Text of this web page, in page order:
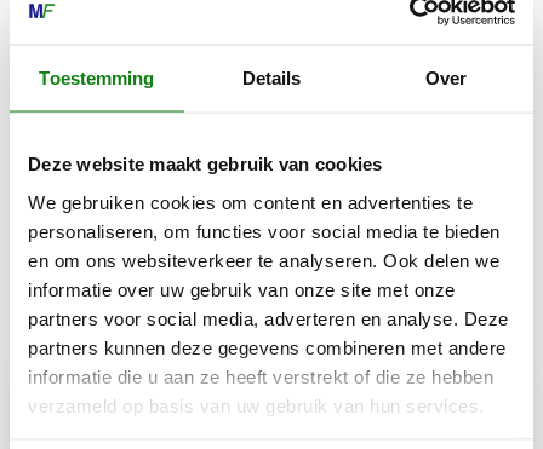
Toestemming Details Over
Deze website maakt gebruik van cookies
We gebruiken cookies om content en advertenties te
personaliseren, om functies voor social media te bieden
en om ons websiteverkeer te analyseren. Ook delen we
informatie over uw gebruik van onze site met onze
partners voor social media, adverteren en analyse. Deze
partners kunnen deze gegevens combineren met andere
informatie die u aan ze heeft verstrekt of die ze hebben
verzameld op basis van uw gebruik van hun services.
63cm/25"
Zaagbladgewicht
1.391 kg
Inhoud door